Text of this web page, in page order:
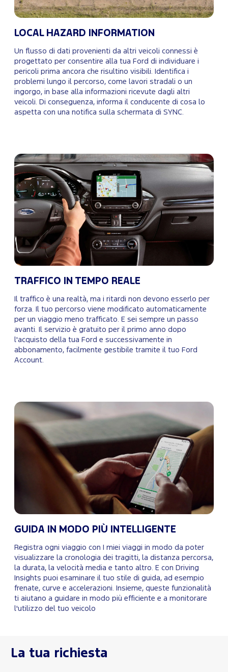
LOCAL HAZARD INFORMATION
Un flusso di dati provenienti da altri veicoli connessi è
progettato per consentire alla tua Ford di individuare i
pericoli prima ancora che risultino visibili. Identifica i
problemi lungo il percorso, come lavori stradali o un
ingorgo, in base alla informazioni ricevute dagli altri
veicoli. Di conseguenza, informa il conducente di cosa lo
aspetta con una notifica sulla schermata di SYNC.
TRAFFICO IN TEMPO REALE
Il traffico è una realtà, ma i ritardi non devono esserlo per
forza. Il tuo percorso viene modificato automaticamente
per un viaggio meno trafficato. E sei sempre un passo
avanti. Il servizio è gratuito per il primo anno dopo
l'acquisto della tua Ford e successivamente in
abbonamento, facilmente gestibile tramite il tuo Ford
Account.
GUIDA IN MODO PIÙ INTELLIGENTE
Registra ogni viaggio con I miei viaggi in modo da poter
visualizzare la cronologia dei tragitti, la distanza percorsa,
la durata, la velocità media e tanto altro. E con Driving
Insights puoi esaminare il tuo stile di guida, ad esempio
frenate, curve e accelerazioni. Insieme, queste funzionalità
ti aiutano a guidare in modo più efficiente e a monitorare
l'utilizzo del tuo veicolo
La tua richiesta